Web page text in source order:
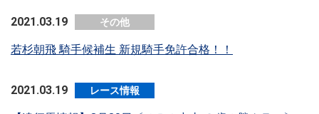
2021.03.19 その他
若杉朝飛 騎手候補生 新規騎手免許合格！！
2021.03.19 レース情報